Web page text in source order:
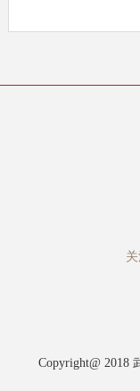
Copyright@ 2018